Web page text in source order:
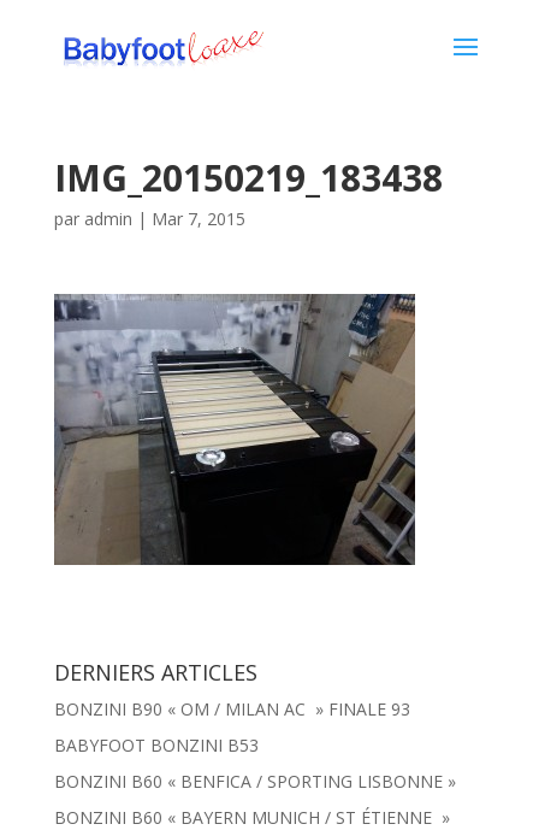
IMG_20150219_183438
par admin | Mar 7, 2015
DERNIERS ARTICLES
BONZINI B90 « OM / MILAN AC » FINALE 93
BABYFOOT BONZINI B53
BONZINI B60 « BENFICA / SPORTING LISBONNE »
BONZINI B60 « BAYERN MUNICH / ST ÉTIENNE »